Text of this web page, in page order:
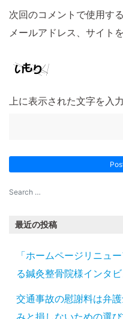
次回のコメントで使用す
メールアドレス、サイト
上に表示された文字を入
最近の投稿
「ホームページリニュ
る鍼灸整骨院様インタ
交通事故の慰謝料は弁